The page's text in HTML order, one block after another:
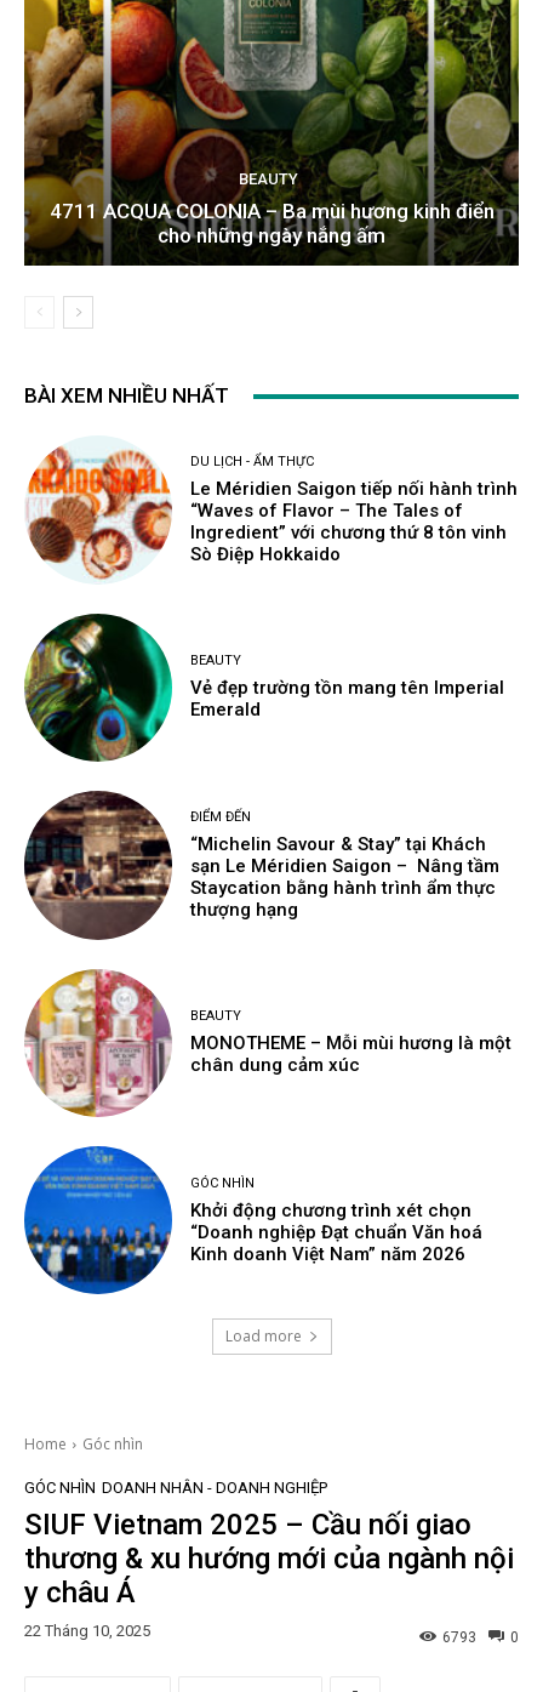
BEAUTY
4711 ACQUA COLONIA – Ba mùi hương kinh điển
cho những ngày nắng ấm
BÀI XEM NHIỀU NHẤT
DU LỊCH - ẨM THỰC
Le Méridien Saigon tiếp nối hành trình
“Waves of Flavor – The Tales of
Ingredient” với chương thứ 8 tôn vinh
Sò Điệp Hokkaido
BEAUTY
Vẻ đẹp trường tồn mang tên Imperial
Emerald
ĐIỂM ĐẾN
“Michelin Savour & Stay” tại Khách
sạn Le Méridien Saigon – Nâng tầm
Staycation bằng hành trình ẩm thực
thượng hạng
BEAUTY
MONOTHEME – Mỗi mùi hương là một
chân dung cảm xúc
GÓC NHÌN
Khởi động chương trình xét chọn
“Doanh nghiệp Đạt chuẩn Văn hoá
Kinh doanh Việt Nam” năm 2026
Load more